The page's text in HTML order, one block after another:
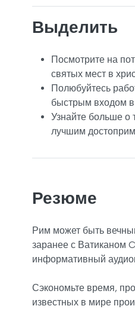
Выделить
Посмотрите на
святых мест в
Полюбуйтесь
быстрым входом
Узнайте больше о
лучшим
Резюме
Рим может быть
заранее с Ватиканом
информативный
Сэкономьте время,
известных в мире